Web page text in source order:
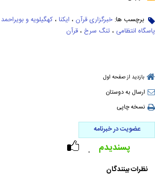
برچسب ها: خبرگزاری قرآن ، ایکنا ، کهگیلویه و بویراحمد
پاسگاه انتظامی ، تنگ سرخ ، قرآن
بازدید از صفحه اول
ارسال به دوستان
نسخه چاپی
عضویت در خبرنامه
۰ پسندیدم
نظرات بینندگان